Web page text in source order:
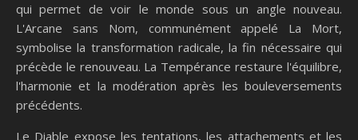
qui permet de voir le monde sous un angle nouveau.
L'Arcane sans Nom, communément appelé La Mort,
symbolise la transformation radicale, la fin nécessaire qui
précède le renouveau. La Tempérance restaure l'équilibre,
l'harmonie et la modération après les bouleversements
précédents.
Le Diable expose les tentations, les attachements et les